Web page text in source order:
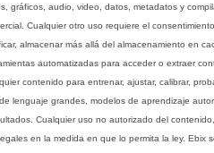
gráficos, audio, video, datos, metadatos y
Cualquier otro uso requiere el
almacenar más allá del almacenamiento en
automatizadas para acceder o extraer
contenido para entrenar, ajustar, calibrar,
lenguaje grandes, modelos de aprendizaje
Cualquier uso no autorizado del
en la medida en que lo permita la ley. Ebix